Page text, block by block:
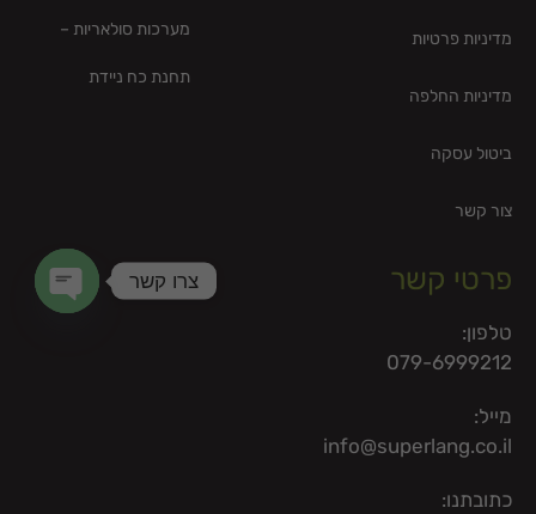
מדיניות פרטיות
מדיניות החלפה
ביטול עסקה
צור קשר
מערכות סולאריות –
תחנת כח ניידת
פרטי קשר
טלפון:
079-6999212
מייל:
info@superlang.co.il
כתובתנו:
צרו קשר